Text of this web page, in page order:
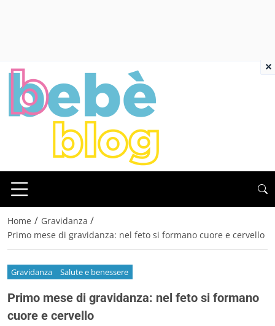
Home / Gravidanza /
Primo mese di gravidanza: nel feto si formano cuore e cervello
Gravidanza Salute e benessere
Primo mese di gravidanza: nel feto si formano
cuore e cervello
×